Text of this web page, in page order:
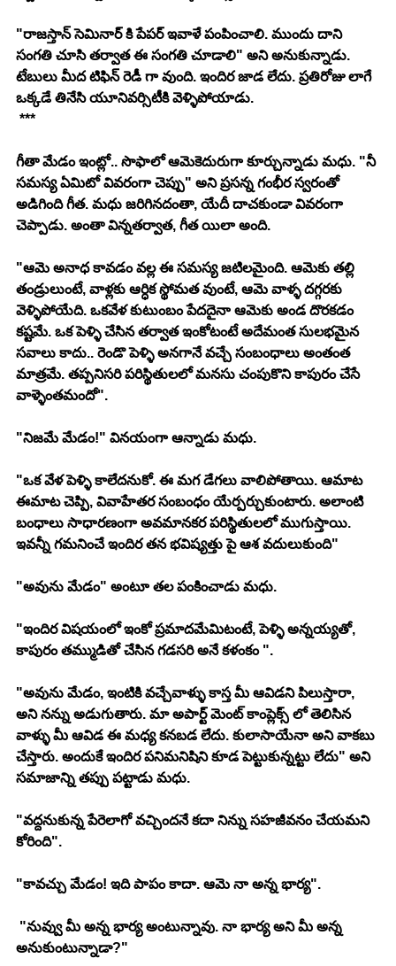
"రాజస్తాన్ సెమినార్ కి పేపర్ ఇవాళే పంపించాలి. ముందు దాని
సంగతి చూసి తర్వాత ఈ సంగతి చూడాలి" అని అనుకున్నాడు.
టేబులు మీద టిఫిన్ రెడీ గా వుంది. ఇందిర జాడ లేదు. ప్రతిరోజు లాగే
ఒక్కడే తినేసి యూనివర్సిటీకి వెళ్ళిపోయాడు.
***
గీతా మేడం ఇంట్లో.. సొఫాలో ఆమెకెదురుగా కూర్చున్నాడు మధు. "నీ
సమస్య ఏమిటో వివరంగా చెప్పు" అని ప్రసన్న గంభీర స్వరంతో
అడిగింది గీత. మధు జరిగినదంతా, యేదీ దాచకుండా వివరంగా
చెప్పాడు. అంతా విన్నతర్వాత, గీత యిలా అంది.
"ఆమె అనాధ కావడం వల్ల ఈ సమస్య జటిలమైంది. ఆమెకు తల్లి
తండ్రులుంటే, వాళ్లకు ఆర్ధిక స్థోమత వుంటే, ఆమె వాళ్ళ దగ్గరకు
వెళ్ళిపోయేది. ఒకవేళ కుటుంబం పేదదైనా ఆమెకు అండ దొరకడం
కష్టమే. ఒక పెళ్ళి చేసిన తర్వాత ఇంకోటంటే అదేమంత సులభమైన
సవాలు కాదు.. రెండొ పెళ్ళి అనగానే వచ్చే సంబంధాలు అంతంత
మాత్రమే. తప్పనిసరి పరిస్థితులలో మనసు చంపుకొని కాపురం చేసే
వాళ్ళెంతమందో".
"నిజమే మేడం!" వినయంగా ఆన్నాడు మధు.
"ఒక వేళ పెళ్ళి కాలేదనుకో. ఈ మగ డేగలు వాలిపోతాయి. ఆమాట
ఈమాట చెప్పి, వివాహేతర సంబంధం యేర్పర్చుకుంటారు. అలాంటి
బంధాలు సాధారణంగా అవమానకర పరిస్థితులలో ముగుస్తాయి.
ఇవన్నీ గమనించే ఇందిర తన భవిష్యత్తు పై ఆశ వదులుకుంది"
"అవును మేడం" అంటూ తల పంకించాడు మధు.
"ఇందిర విషయంలో ఇంకో ప్రమాదమేమిటంటే, పెళ్ళి అన్నయ్యతో,
కాపురం తమ్ముడితో చేసిన గడసరి అనే కళంకం ".
"అవును మేడం, ఇంటికి వచ్చేవాళ్ళు కాస్త మీ ఆవిడని పిలుస్తారా,
అని నన్ను అడుగుతారు. మా అపార్ట్ మెంట్ కాంప్లెక్స్ లో తెలిసిన
వాళ్ళు మీ ఆవిడ ఈ మధ్య కనబడ లేదు. కులాసాయేనా అని వాకబు
చేస్తారు. అందుకే ఇందిర పనిమనిషిని కూడ పెట్టుకున్నట్టు లేదు" అని
సమాజాన్ని తప్పు పట్టాడు మధు.
"వద్దనుకున్న పేరెలాగో వచ్చిందనే కదా నిన్ను సహజీవనం చేయమని
కోరింది".
"కావచ్చు మేడం! ఇది పాపం కాదా. ఆమె నా అన్న భార్య".
"నువ్వు మీ అన్న భార్య అంటున్నావు. నా భార్య అని మీ అన్న
అనుకుంటున్నాడా?"